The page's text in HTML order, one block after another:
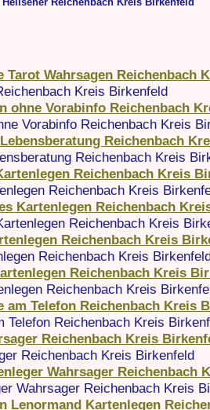
Tarot Wahrsagen Reichenbach
Kreis Birkenfeld
ohne Vorabinfo Reichenbach
Vorabinfo Reichenbach Kreis
Reichenbach
Reichenbach Kreis
Reichenbach Kreis
Reichenbach Kreis
Kartenlegen Reichenbach
Reichenbach Kreis
Reichenbach Kreis
Reichenbach Kreis
Reichenbach Kreis
Reichenbach Kreis
am Telefon Reichenbach Kreis
Telefon Reichenbach Kreis
Reichenbach Kreis
Reichenbach Kreis Birkenfeld
Wahrsager Reichenbach
Wahrsager Reichenbach Kreis
Lenormand Kartenlegen